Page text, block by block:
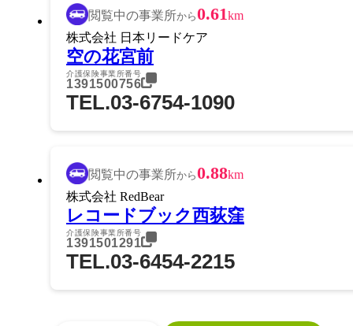
閲覧中の事業所から0.61km
株式会社 日本リードケア
空の花宮前
介護保険事業所番号
1391500756
TEL.03-6754-1090
閲覧中の事業所から0.88km
株式会社 RedBear
レコードブック西荻窪
介護保険事業所番号
1391501291
TEL.03-6454-2215